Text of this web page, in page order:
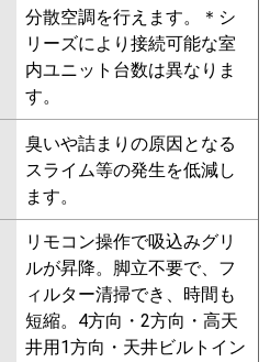
分散空調を行えます。＊シ
リーズにより接続可能な室
内ユニット台数は異なりま
す。
臭いや詰まりの原因となる
スライム等の発生を低減し
ます。
リモコン操作で吸込みグリ
ルが昇降。脚立不要で、フ
ィルター清掃でき、時間も
短縮。4方向・2方向・高天
井用1方向・天井ビルトイン